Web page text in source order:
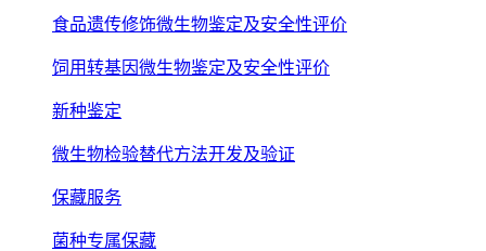
食品遗传修饰微生物鉴定及安全性评价
饲用转基因微生物鉴定及安全性评价
新种鉴定
微生物检验替代方法开发及验证
保藏服务
菌种专属保藏